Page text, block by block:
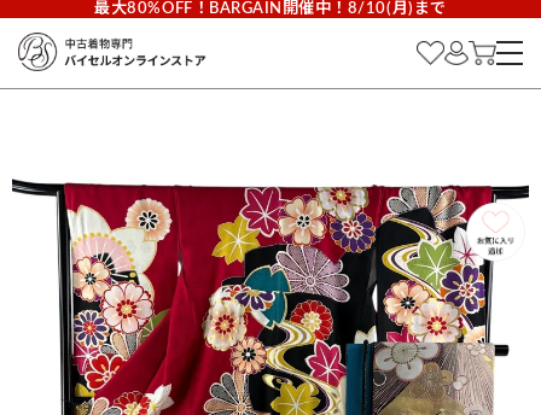
最大80%OFF！BARGAIN開催中！8/10(月)まで